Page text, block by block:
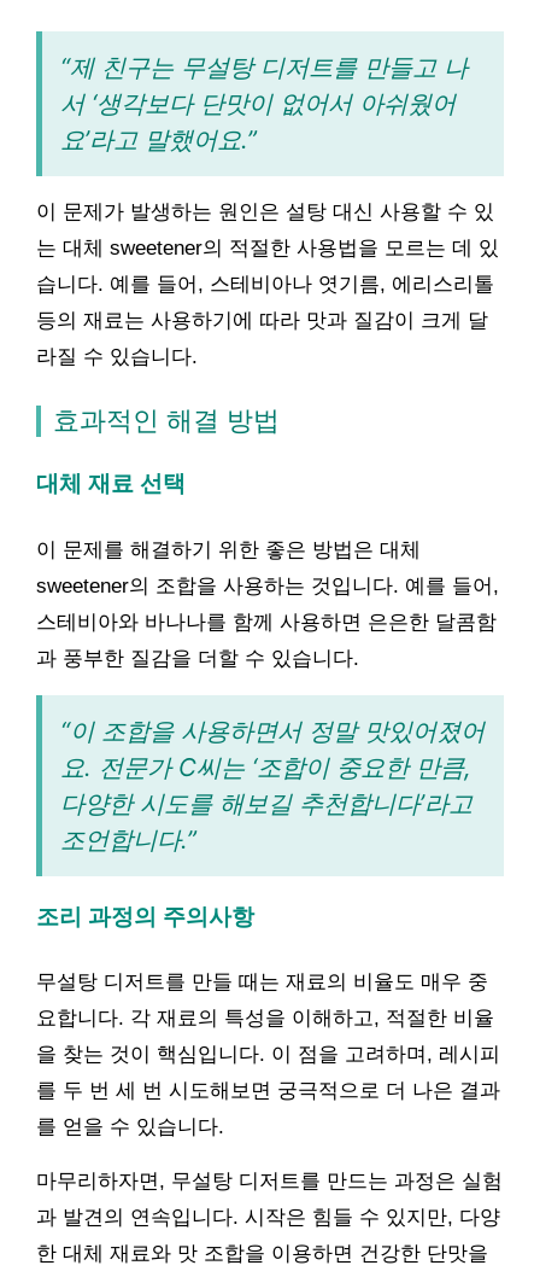
“제 친구는 무설탕 디저트를 만들고 나
서 ‘생각보다 단맛이 없어서 아쉬웠어
요’라고 말했어요.”
이 문제가 발생하는 원인은 설탕 대신 사용할 수 있
는 대체 sweetener의 적절한 사용법을 모르는 데 있
습니다. 예를 들어, 스테비아나 엿기름, 에리스리톨
등의 재료는 사용하기에 따라 맛과 질감이 크게 달
라질 수 있습니다.
효과적인 해결 방법
대체 재료 선택
이 문제를 해결하기 위한 좋은 방법은 대체
sweetener의 조합을 사용하는 것입니다. 예를 들어,
스테비아와 바나나를 함께 사용하면 은은한 달콤함
과 풍부한 질감을 더할 수 있습니다.
“이 조합을 사용하면서 정말 맛있어졌어
요. 전문가 C씨는 ‘조합이 중요한 만큼,
다양한 시도를 해보길 추천합니다’라고
조언합니다.”
조리 과정의 주의사항
무설탕 디저트를 만들 때는 재료의 비율도 매우 중
요합니다. 각 재료의 특성을 이해하고, 적절한 비율
을 찾는 것이 핵심입니다. 이 점을 고려하며, 레시피
를 두 번 세 번 시도해보면 궁극적으로 더 나은 결과
를 얻을 수 있습니다.
마무리하자면, 무설탕 디저트를 만드는 과정은 실험
과 발견의 연속입니다. 시작은 힘들 수 있지만, 다양
한 대체 재료와 맛 조합을 이용하면 건강한 단맛을